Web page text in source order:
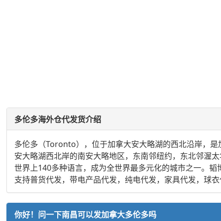
多伦多海外仓代发货介绍
多伦多（Toronto），位于加拿大安大略湖的西北沿岸，
安大略湖西北岸的南安大略地区，东南邻纽约，东北邻渥
世界上140多种语言，成为全世界最多元化的城市之一。
支持普货代发，带电产品代发，纯电代发，家具代发，球
你好！问一下南昌可以发加拿大多伦多吗